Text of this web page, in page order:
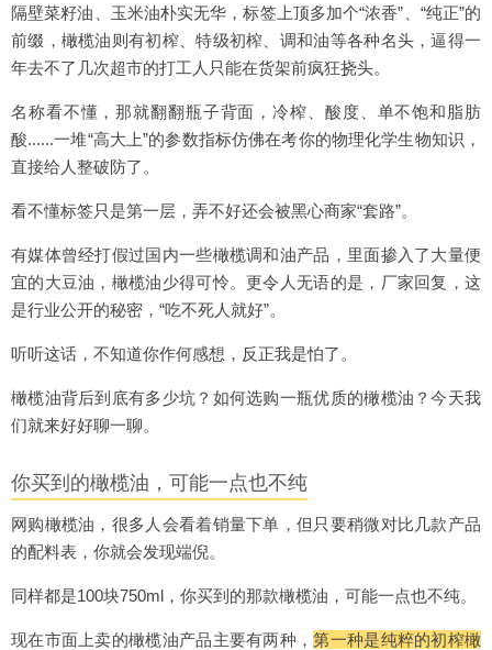
隔壁菜籽油、玉米油朴实无华，标签上顶多加个“浓香”、“纯正”的
前缀，橄榄油则有初榨、特级初榨、调和油等各种名头，逼得一
年去不了几次超市的打工人只能在货架前疯狂挠头。
名称看不懂，那就翻翻瓶子背面，冷榨、酸度、单不饱和脂肪
酸......一堆“高大上”的参数指标仿佛在考你的物理化学生物知识，
直接给人整破防了。
看不懂标签只是第一层，弄不好还会被黑心商家“套路”。
有媒体曾经打假过国内一些橄榄调和油产品，里面掺入了大量便
宜的大豆油，橄榄油少得可怜。更令人无语的是，厂家回复，这
是行业公开的秘密，“吃不死人就好”。
听听这话，不知道你作何感想，反正我是怕了。
橄榄油背后到底有多少坑？如何选购一瓶优质的橄榄油？今天我
们就来好好聊一聊。
你买到的橄榄油，可能一点也不纯
网购橄榄油，很多人会看着销量下单，但只要稍微对比几款产品
的配料表，你就会发现端倪。
同样都是100块750ml，你买到的那款橄榄油，可能一点也不纯。
现在市面上卖的橄榄油产品主要有两种，第一种是纯粹的初榨橄